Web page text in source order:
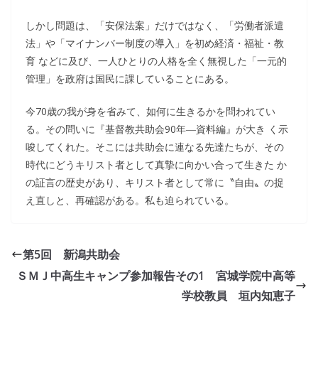
しかし問題は、「安保法案」だけではなく、「労働者派遣
法」や「マイナンバー制度の導入」を初め経済・福祉・教
育 などに及び、一人ひとりの人格を全く無視した「一元的
管理」を政府は国民に課していることにある。
今70歳の我が身を省みて、如何に生きるかを問われてい
る。その問いに『基督教共助会90年―資料編』が大き く示
唆してくれた。そこには共助会に連なる先達たちが、その
時代にどうキリスト者として真摯に向かい合って生きた か
の証言の歴史があり、キリスト者として常に〝自由〟の捉
え直しと、再確認がある。私も迫られている。
第5回 新潟共助会
ＳＭＪ中高生キャンプ参加報告その1 宮城学院中高等
学校教員 垣内知恵子